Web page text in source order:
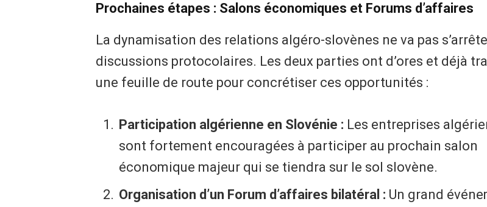
Prochaines étapes : Salons économiques et Forums d’affaires
​La dynamisation des relations algéro-slovènes ne va pas
discussions protocolaires. Les deux parties ont d’ores et déjà
une feuille de route pour concrétiser ces opportunités :
Participation algérienne en Slovénie : Les entreprises
sont fortement encouragées à participer au prochain salon
économique majeur qui se tiendra sur le sol slovène.
Organisation d’un Forum d’affaires bilatéral : Un grand